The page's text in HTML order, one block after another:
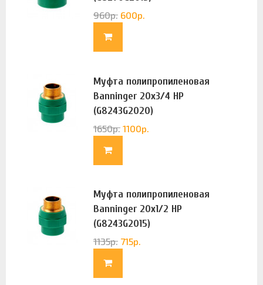
960р. 600р.
Муфта полипропиленовая
Banninger 20х3/4 НР
(G8243G2020)
1650р. 1100р.
Муфта полипропиленовая
Banninger 20х1/2 НР
(G8243G2015)
1135р. 715р.